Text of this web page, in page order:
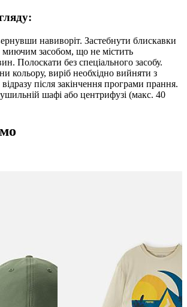
навиворіт. Застебнути блискавки
засобом, що не містить
Полоскати без спеціального засобу.
кольору, виріб необхідно вийняти з
після закінчення програми прання.
шафі або центрифузі (макс. 40